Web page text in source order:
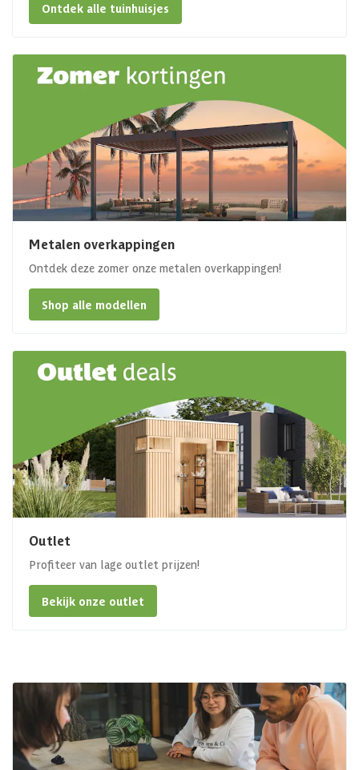
Ontdek alle tuinhuisjes
Metalen overkappingen
Ontdek deze zomer onze metalen overkappingen!
Shop alle modellen
Outlet
Profiteer van lage outlet prijzen!
Bekijk onze outlet